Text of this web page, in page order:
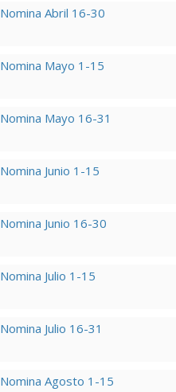
Nomina Abril 16-30
Nomina Mayo 1-15
Nomina Mayo 16-31
Nomina Junio 1-15
Nomina Junio 16-30
Nomina Julio 1-15
Nomina Julio 16-31
Nomina Agosto 1-15